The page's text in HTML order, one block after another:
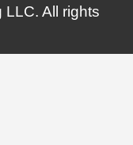
All rights